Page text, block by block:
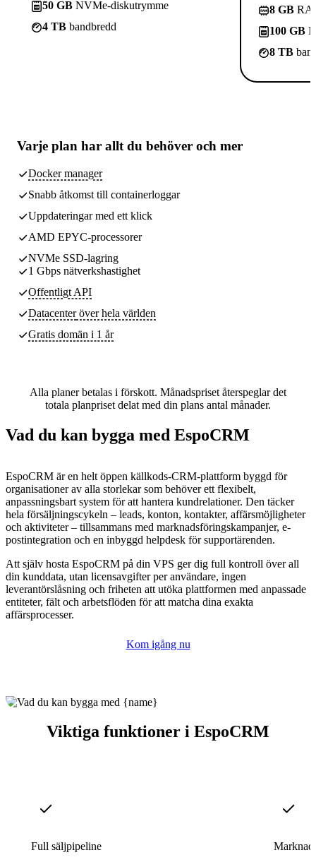
50 GB NVMe-diskutrymme
4 TB bandbredd
8 GB
100 GB
8 TB
Varje plan har allt du behöver och mer
Docker manager
Snabb åtkomst till containerloggar
Uppdateringar med ett klick
AMD EPYC-processorer
NVMe SSD-lagring
1 Gbps nätverkshastighet
Offentligt API
Datacenteröver hela världen
Gratis domän i 1 år
Alla planer betalas i förskott. Månadspriset återspeglar det
totala planpriset delat med din plans antal månader.
Vad du kan bygga med EspoCRM
EspoCRM är en helt öppen källkods-CRM-plattform byggd för
organisationer av alla storlekar som behöver ett flexibelt,
anpassningsbart system för att hantera kundrelationer. Den täcker
hela försäljningscykeln – leads, konton, kontakter, affärsmöjligheter
och aktiviteter – tillsammans med marknadsföringskampanjer, e-
postintegration och en inbyggd helpdesk för supportärenden.
Att själv hosta EspoCRM på din VPS ger dig full kontroll över all
din kunddata, utan licensavgifter per användare, ingen
leverantörslåsning och friheten att utöka plattformen med anpassade
entiteter, fält och arbetsflöden för att matcha dina exakta
affärsprocesser.
Kom igång nu
Viktiga funktioner i EspoCRM
Full säljpipeline